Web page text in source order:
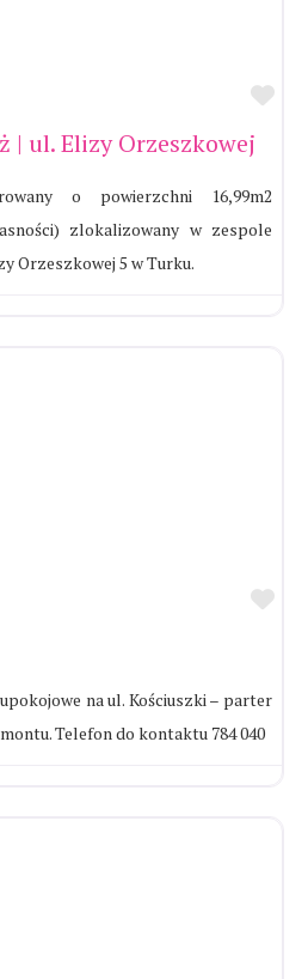
| ul. Elizy Orzeszkowej
o powierzchni 16,99m2
zlokalizowany w zespole
Orzeszkowej 5 w Turku.
na ul. Kościuszki – parter
Telefon do kontaktu 784 040